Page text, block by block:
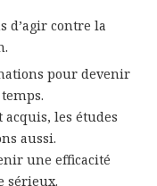
d’agir contre la
pour devenir
les études
aussi.
une efficacité
sérieux.